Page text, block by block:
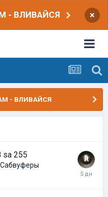
- ВЛИВАЙСЯ ×
- ВЛИВАЙСЯ
sa 255
Сабвуферы